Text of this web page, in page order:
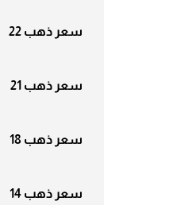
سعر ذهب 22
سعر ذهب 21
سعر ذهب 18
سعر ذهب 14